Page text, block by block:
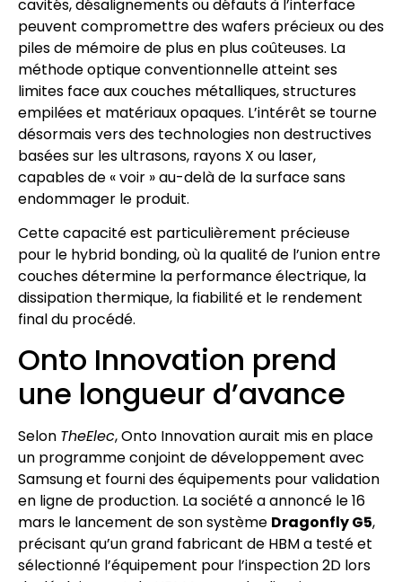
cavités, désalignements ou défauts à l’interface
peuvent compromettre des wafers précieux ou des
piles de mémoire de plus en plus coûteuses. La
méthode optique conventionnelle atteint ses
limites face aux couches métalliques, structures
empilées et matériaux opaques. L’intérêt se tourne
désormais vers des technologies non destructives
basées sur les ultrasons, rayons X ou laser,
capables de « voir » au-delà de la surface sans
endommager le produit.
Cette capacité est particulièrement précieuse
pour le hybrid bonding, où la qualité de l’union entre
couches détermine la performance électrique, la
dissipation thermique, la fiabilité et le rendement
final du procédé.
Onto Innovation prend
une longueur d’avance
Selon TheElec, Onto Innovation aurait mis en place
un programme conjoint de développement avec
Samsung et fourni des équipements pour validation
en ligne de production. La société a annoncé le 16
mars le lancement de son système Dragonfly G5,
précisant qu’un grand fabricant de HBM a testé et
sélectionné l’équipement pour l’inspection 2D lors